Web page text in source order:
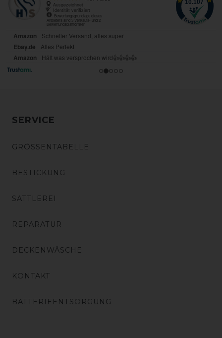
SERVICE
GRÖSSENTABELLE
BESTICKUNG
SATTLEREI
REPARATUR
DECKENWÄSCHE
KONTAKT
BATTERIEENTSORGUNG